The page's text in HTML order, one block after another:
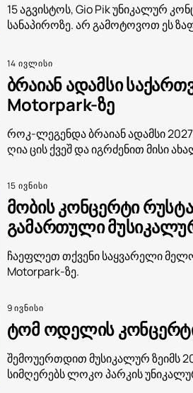
15 აგვისტოს, Gio Pik უნიკალურ
სანაპიროზე. არ გამოტოვოთ ეს
14 ივლისი
ბრაიან ადამსი
Motorpark-ზე
როკ-ლეგენდა ბრაიან ადამსი
ღია ცის ქვეშ და იგრძენით მისი
15 ივნისი
მობის კონცერტი
გამართული
ჩაეფლეთ თქვენი საყვარელი
Motorpark-ზე.
9 ივნისი
ტომ ოდელის
შემოუერთდით მუსიკალურ ზეიმს
სიმღერებს ლოკო პარკის